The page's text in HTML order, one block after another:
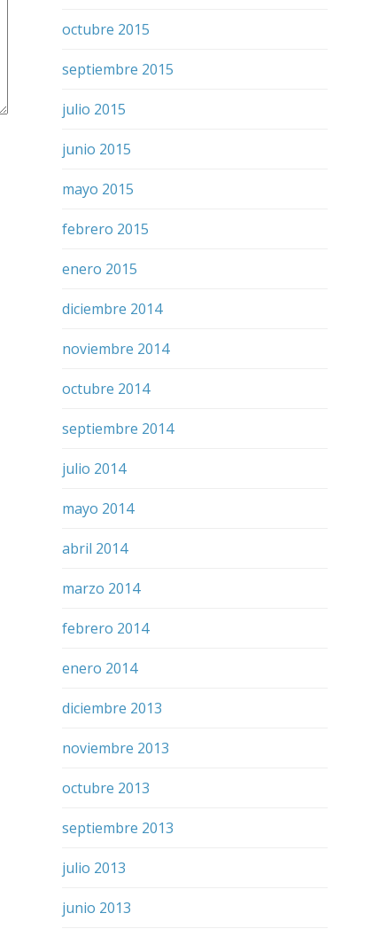
octubre 2015
septiembre 2015
julio 2015
junio 2015
mayo 2015
febrero 2015
enero 2015
diciembre 2014
noviembre 2014
octubre 2014
septiembre 2014
julio 2014
mayo 2014
abril 2014
marzo 2014
febrero 2014
enero 2014
diciembre 2013
noviembre 2013
octubre 2013
septiembre 2013
julio 2013
junio 2013